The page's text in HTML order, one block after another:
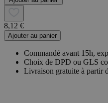
8,12 €
Ajouter au panier
Commandé avant 15h,
Choix de DPD ou GLS
Livraison gratuite à partir